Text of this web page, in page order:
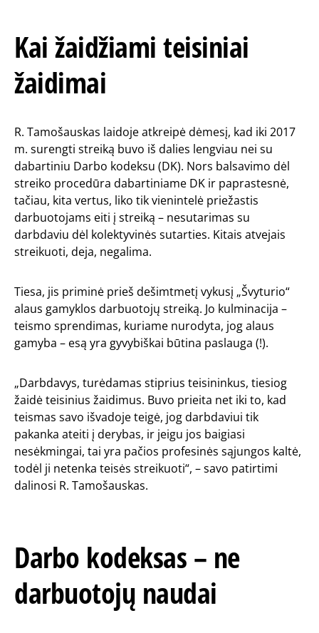
Kai žaidžiami teisiniai
žaidimai
R. Tamošauskas laidoje atkreipė dėmesį, kad iki 2017
m. surengti streiką buvo iš dalies lengviau nei su
dabartiniu Darbo kodeksu (DK). Nors balsavimo dėl
streiko procedūra dabartiniame DK ir paprastesnė,
tačiau, kita vertus, liko tik vienintelė priežastis
darbuotojams eiti į streiką – nesutarimas su
darbdaviu dėl kolektyvinės sutarties. Kitais atvejais
streikuoti, deja, negalima.
Tiesa, jis priminė prieš dešimtmetį vykusį „Švyturio“
alaus gamyklos darbuotojų streiką. Jo kulminacija –
teismo sprendimas, kuriame nurodyta, jog alaus
gamyba – esą yra gyvybiškai būtina paslauga (!).
„Darbdavys, turėdamas stiprius teisininkus, tiesiog
žaidė teisinius žaidimus. Buvo prieita net iki to, kad
teismas savo išvadoje teigė, jog darbdaviui tik
pakanka ateiti į derybas, ir jeigu jos baigiasi
nesėkmingai, tai yra pačios profesinės sąjungos kaltė,
todėl ji netenka teisės streikuoti“, – savo patirtimi
dalinosi R. Tamošauskas.
Darbo kodeksas – ne
darbuotojų naudai